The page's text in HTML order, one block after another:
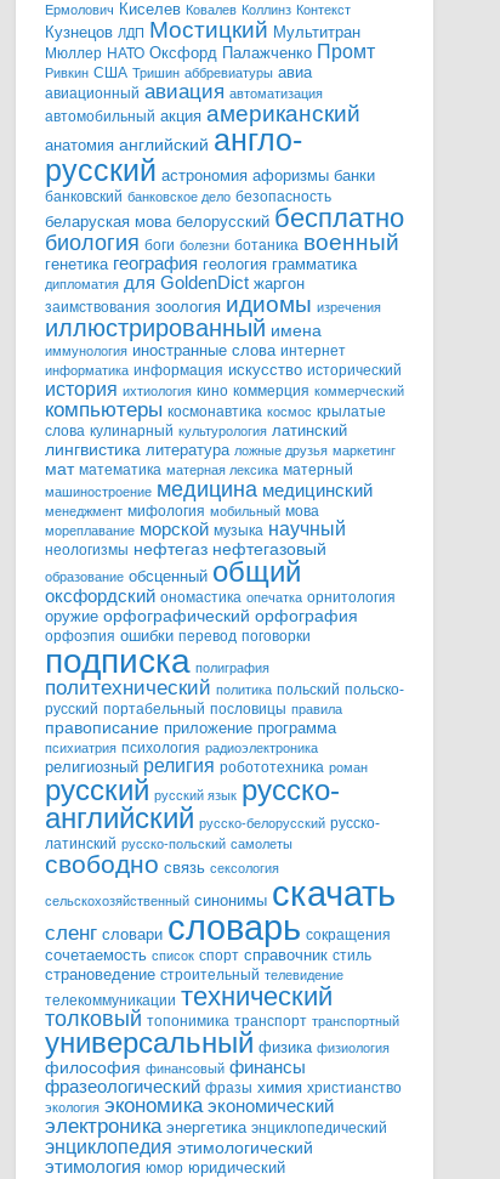
Ермолович Киселев Ковалев Коллинз Контекст
Кузнецов ЛДП Мостицкий Мультитран
Мюллер НАТО Оксфорд Палажченко Промт
Ривкин США Тришин аббревиатуры авиа
авиационный авиация автоматизация
автомобильный акция американский
анатомия английский англо-
русский астрономия афоризмы банки
банковский банковское дело безопасность
беларуская мова белорусский бесплатно
биология боги болезни ботаника военный
генетика география геология грамматика
дипломатия для GoldenDict жаргон
заимствования зоология идиомы изречения
иллюстрированный имена
иммунология иностранные слова интернет
информатика информация искусство исторический
история ихтиология кино коммерция коммерческий
компьютеры космонавтика космос крылатые
слова кулинарный культурология латинский
лингвистика литература ложные друзья маркетинг
мат математика матерная лексика матерный
машиностроение медицина медицинский
менеджмент мифология мобильный мова
мореплавание морской музыка научный
неологизмы нефтегаз нефтегазовый
образование обсценный общий
оксфордский ономастика опечатка орнитология
оружие орфографический орфография
орфоэпия ошибки перевод поговорки
подписка полиграфия
политехнический политика польский польско-
русский портабельный пословицы правила
правописание приложение программа
психиатрия психология радиоэлектроника
религиозный религия робототехника роман
русский русский язык русско-
английский русско-белорусский русско-
латинский русско-польский самолеты
свободно связь сексология
сельскохозяйственный синонимы скачать
сленг словари словарь сокращения
сочетаемость список спорт справочник стиль
страноведение строительный телевидение
телекоммуникации технический
толковый топонимика транспорт транспортный
универсальный физика физиология
философия финансовый финансы
фразеологический фразы химия христианство
экология экономика экономический
электроника энергетика энциклопедический
энциклопедия этимологический
этимология юмор юридический